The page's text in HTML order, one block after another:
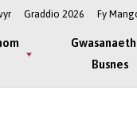
Graddio 2026 Fy
Busnes